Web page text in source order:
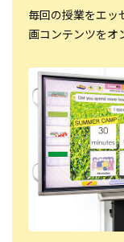
毎回の授業をエッ
画コンテンツをオ